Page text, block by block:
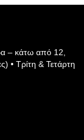
– κάτω από 12,
• Τρίτη & Τετάρτη